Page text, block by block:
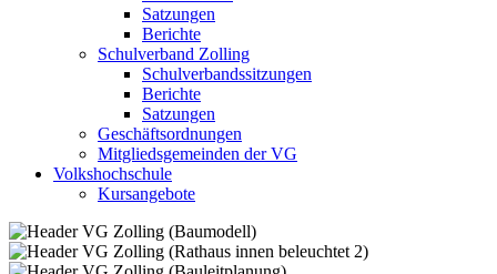
Satzungen
Berichte
Schulverband Zolling
Schulverbandssitzungen
Berichte
Satzungen
Geschäftsordnungen
Mitgliedsgemeinden der VG
Volkshochschule
Kursangebote